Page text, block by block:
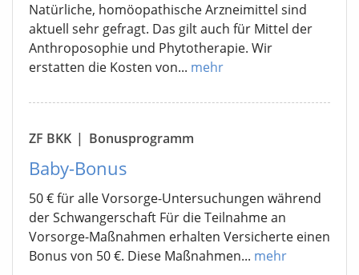
Natürliche, homöopathische Arzneimittel sind
aktuell sehr gefragt. Das gilt auch für Mittel der
Anthroposophie und Phytotherapie. Wir
erstatten die Kosten von... mehr
ZF BKK | Bonusprogramm
Baby-Bonus
50 € für alle Vorsorge-Untersuchungen während
der Schwangerschaft Für die Teilnahme an
Vorsorge-Maßnahmen erhalten Versicherte einen
Bonus von 50 €. Diese Maßnahmen... mehr